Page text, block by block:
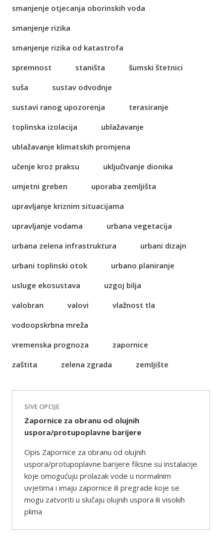
smanjenje otjecanja oborinskih voda
smanjenje rizika
smanjenje rizika od katastrofa
spremnost
staništa
šumski štetnici
suša
sustav odvodnje
sustavi ranog upozorenja
terasiranje
toplinska izolacija
ublažavanje
ublažavanje klimatskih promjena
učenje kroz praksu
uključivanje dionika
umjetni greben
uporaba zemljišta
upravljanje kriznim situacijama
upravljanje vodama
urbana vegetacija
urbana zelena infrastruktura
urbani dizajn
urbani toplinski otok
urbano planiranje
usluge ekosustava
uzgoj bilja
valobran
valovi
vlažnost tla
vodoopskrbna mreža
vremenska prognoza
zapornice
zaštita
zelena zgrada zemljište
SIVE OPCIJE
Zapornice za obranu od olujnih
uspora/protupoplavne barijere
Opis Zapornice za obranu od olujnih
uspora/protupoplavne barijere fiksne su instalacije
koje omogućuju prolazak vode u normalnim
uvjetima i imaju zapornice ili pregrade koje se
mogu zatvoriti u slučaju olujnih uspora ili visokih
plima